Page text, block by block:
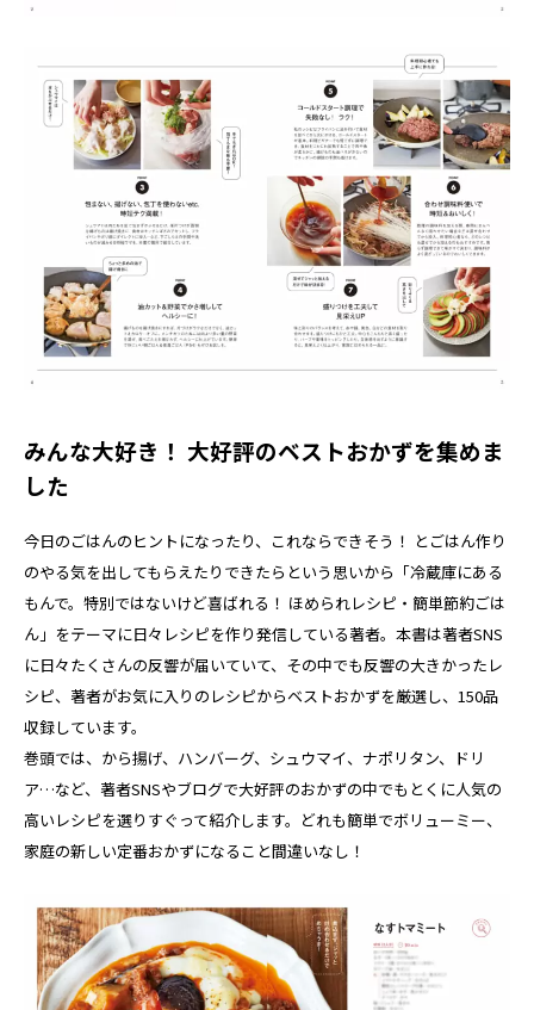
みんな大好き！ 大好評のベストおかずを集めま
した
今日のごはんのヒントになったり、これならできそう！ とごはん作り
のやる気を出してもらえたりできたらという思いから「冷蔵庫にある
もんで。特別ではないけど喜ばれる！ ほめられレシピ・簡単節約ごは
ん」をテーマに日々レシピを作り発信している著者。本書は著者SNS
に日々たくさんの反響が届いていて、その中でも反響の大きかったレ
シピ、著者がお気に入りのレシピからベストおかずを厳選し、150品
収録しています。
巻頭では、から揚げ、ハンバーグ、シュウマイ、ナポリタン、ドリ
ア…など、著者SNSやブログで大好評のおかずの中でもとくに人気の
高いレシピを選りすぐって紹介します。どれも簡単でボリューミー、
家庭の新しい定番おかずになること間違いなし！